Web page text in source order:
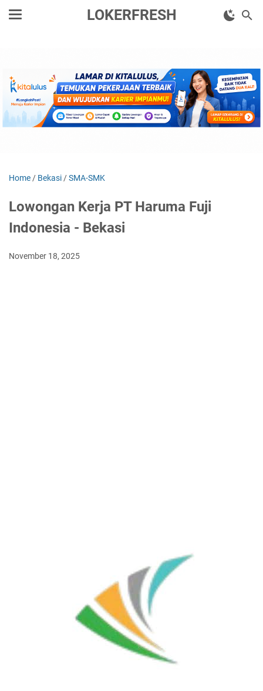
LOKERFRESH
Home / Bekasi /SMA-SMK
Lowongan Kerja PT Haruma Fuji
Indonesia - Bekasi
November 18, 2025